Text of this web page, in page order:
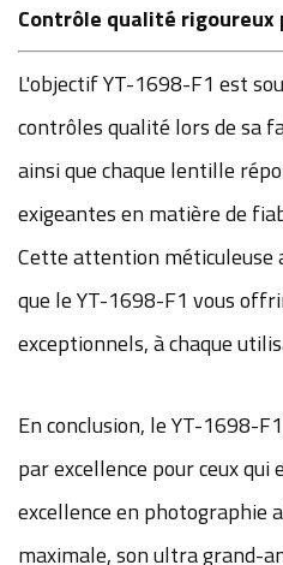
Contrôle qualité
L'objectif YT-1698-F1 est
contrôles qualité lors de sa
ainsi que chaque lentille
exigeantes en matière de
Cette attention méticuleuse
que le YT-1698-F1 vous
exceptionnels, à chaque
En conclusion, le YT-1698-
par excellence pour ceux
excellence en photographie
maximale, son ultra grand-